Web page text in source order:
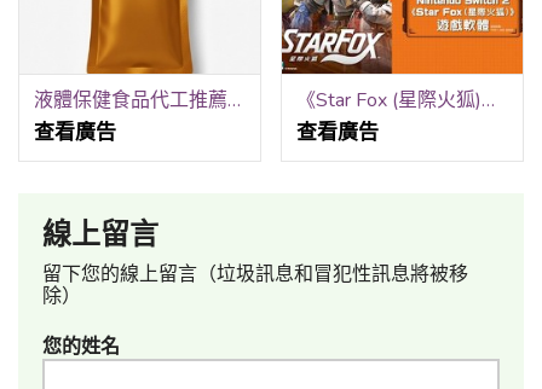
液體保健食品代工推薦｜嘉護保生技｜從配方設計到上市完整服務
查看廣告
《Star Fox (星際火狐)》體驗會
查看廣告
線上留言
留下您的線上留言（垃圾訊息和冒犯性訊息將被移
除）
您的姓名